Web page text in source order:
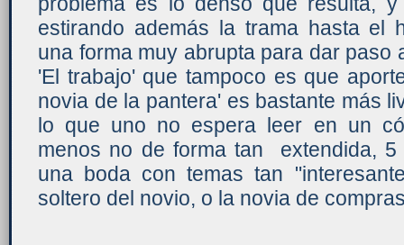
estirando además la trama hasta el
una forma muy abrupta para dar paso
'El trabajo' que tampoco es que
novia de la pantera' es bastante más
lo que uno no espera leer en un
menos no de forma tan extendida, 5
una boda con temas tan
soltero del novio, o la novia de